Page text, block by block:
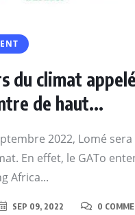
du climat
de haut...
2022, Lomé sera
En effet, le GATo
Africa...
SEP 09, 2022 0